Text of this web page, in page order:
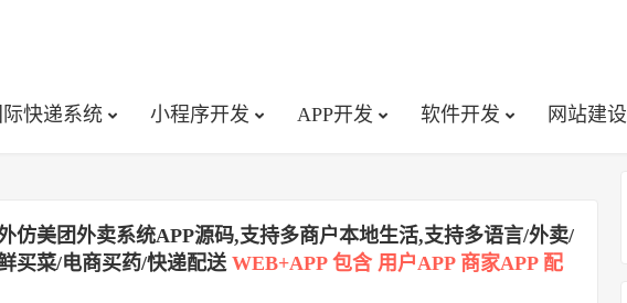
际快递系统 小程序开发 APP开发 软件开发 网站建设
仿美团外卖系统APP源码,支持多商户本地生活,支持多语言/外卖/
买菜/电商买药/快递配送 WEB+APP 包含 用户APP 商家APP 配